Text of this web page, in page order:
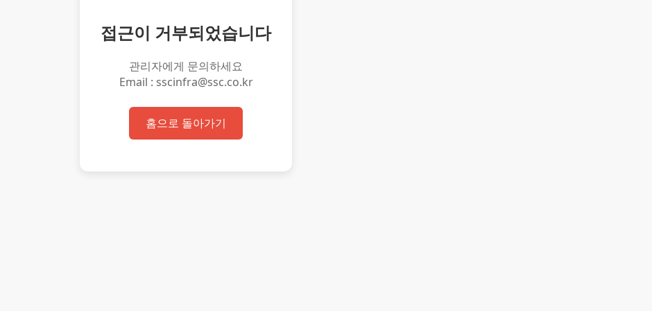
접근이 거부되었습니다
관리자에게 문의하세요
Email : sscinfra@ssc.co.kr
홈으로 돌아가기